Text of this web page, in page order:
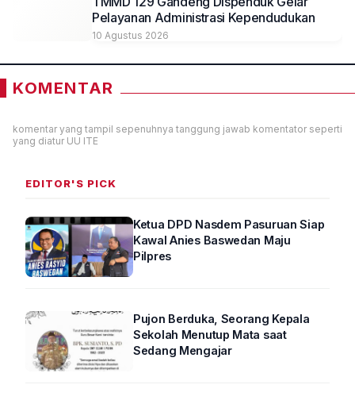
Pelayanan Administrasi Kependudukan
10 Agustus 2026
KOMENTAR
komentar yang tampil sepenuhnya tanggung jawab komentator seperti
yang diatur UU ITE
EDITOR'S PICK
Ketua DPD Nasdem Pasuruan Siap
Kawal Anies Baswedan Maju
Pilpres
Pujon Berduka, Seorang Kepala
Sekolah Menutup Mata saat
Sedang Mengajar